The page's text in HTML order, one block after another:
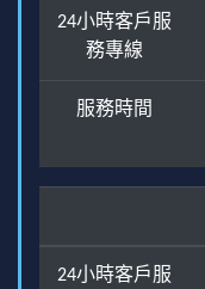
24小時客戶服
務專線
服務時間
24小時客戶服